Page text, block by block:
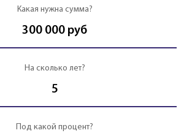
Какая нужна сумма?
300 000 руб
На сколько лет?
5
Под какой процент?